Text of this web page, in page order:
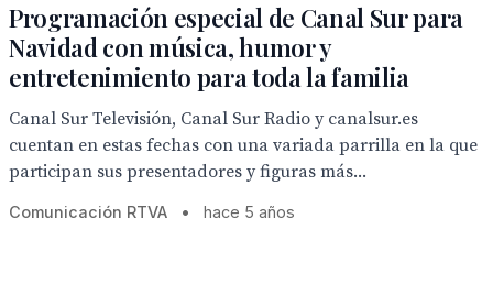
Programación especial de Canal Sur para
Navidad con música, humor y
entretenimiento para toda la familia
Canal Sur Televisión, Canal Sur Radio y canalsur.es
cuentan en estas fechas con una variada parrilla en la que
participan sus presentadores y figuras más...
Comunicación RTVA • hace 5 años